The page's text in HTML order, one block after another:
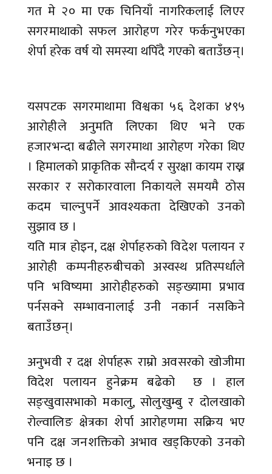
गत मे २० मा एक चिनियाँ नागरिकलाई लिएर
सगरमाथाको सफल आरोहण गरेर फर्कनुभएका
शेर्पा हरेक वर्ष यो समस्या थपिँदै गएको बताउँछन्।
यसपटक सगरमाथामा विश्वका ५६ देशका ४९५
आरोहीले अनुमति लिएका थिए भने एक
हजारभन्दा बढीले सगरमाथा आरोहण गरेका थिए
। हिमालको प्राकृतिक सौन्दर्य र सुरक्षा कायम राख्न
सरकार र सरोकारवाला निकायले समयमै ठोस
कदम चाल्नुपर्ने आवश्यकता देखिएको उनको
सुझाव छ ।
यति मात्र होइन, दक्ष शेर्पाहरुको विदेश पलायन र
आरोही कम्पनीहरुबीचको अस्वस्थ प्रतिस्पर्धाले
पनि भविष्यमा आरोहीहरुको सङ्ख्यामा प्रभाव
पर्नसक्ने सम्भावनालाई उनी नकार्न नसकिने
बताउँछन्।
अनुभवी र दक्ष शेर्पाहरू राम्रो अवसरको खोजीमा
विदेश पलायन हुनेक्रम बढेको छ । हाल
सङ्खुवासभाको मकालु, सोलुखुम्बु र दोलखाको
रोल्वालिङ क्षेत्रका शेर्पा आरोहणमा सक्रिय भए
पनि दक्ष जनशक्तिको अभाव खड्किएको उनको
भनाइ छ ।